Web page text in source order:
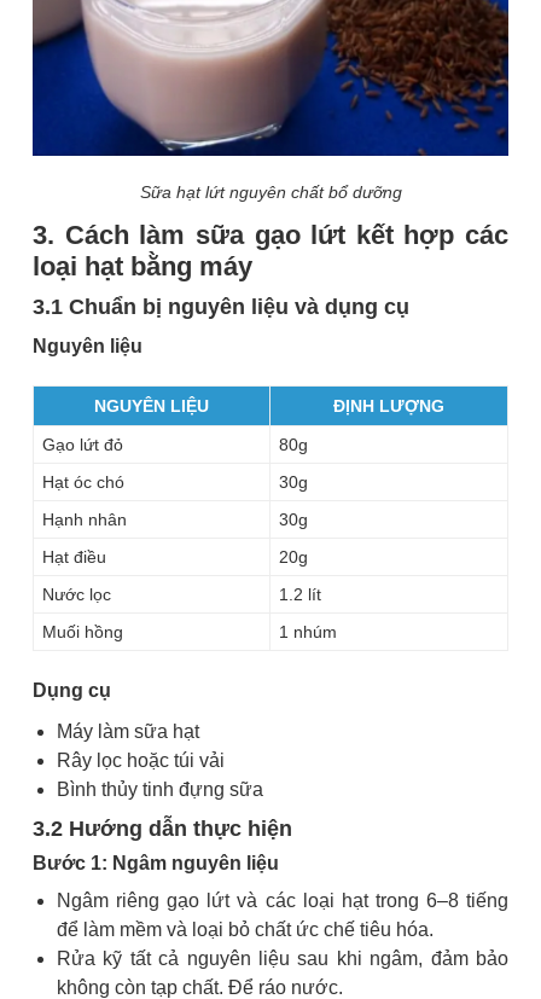
Sữa hạt lứt nguyên chất bổ dưỡng
3. Cách làm sữa gạo lứt kết hợp các
loại hạt bằng máy
3.1 Chuẩn bị nguyên liệu và dụng cụ
Nguyên liệu
NGUYÊN LIỆU
ĐỊNH LƯỢNG
Gạo lứt đỏ
80g
Hạt óc chó
30g
Hạnh nhân
30g
Hạt điều
20g
Nước lọc
1.2 lít
Muối hồng
1 nhúm
Dụng cụ
Máy làm sữa hạt
Rây lọc hoặc túi vải
Bình thủy tinh đựng sữa
3.2 Hướng dẫn thực hiện
Bước 1: Ngâm nguyên liệu
Ngâm riêng gạo lứt và các loại hạt trong 6–8 tiếng
để làm mềm và loại bỏ chất ức chế tiêu hóa.
Rửa kỹ tất cả nguyên liệu sau khi ngâm, đảm bảo
không còn tạp chất. Để ráo nước.